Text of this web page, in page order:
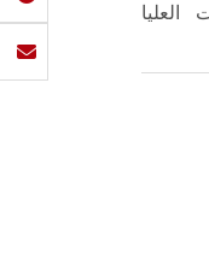
العليا